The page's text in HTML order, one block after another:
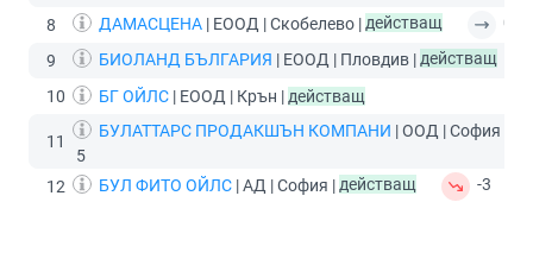
8
ДАМАСЦЕНА | ЕООД | Скобелево |действащ
0
9
БИОЛАНД БЪЛГАРИЯ | ЕООД | Пловдив |действащ
10
БГ ОЙЛС | ЕООД | Крън | действащ
11
БУЛАТТАРС ПРОДАКШЪН КОМПАНИ | ООД | София |
5
12
БУЛ ФИТО ОЙЛС | АД | София |действащ -3